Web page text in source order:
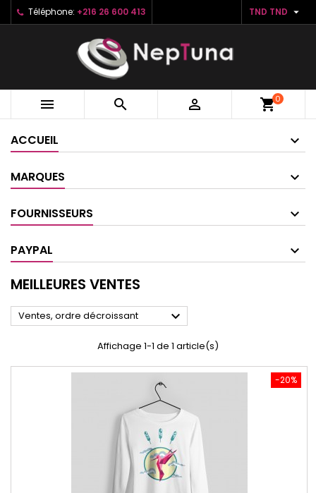
Téléphone: +216 26 600 413 TND TND 
   shopping_cart0
ACCUEIL
MARQUES
FOURNISSEURS
PAYPAL
MEILLEURES VENTES
Ventes, ordre décroissant 
Affichage 1-1 de 1 article(s)
-20%